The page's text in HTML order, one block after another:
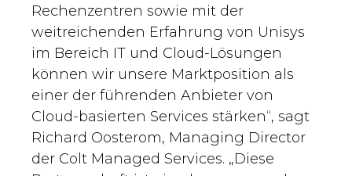
Rechenzentren sowie mit der
weitreichenden Erfahrung von Unisys
im Bereich IT und Cloud-Lösungen
können wir unsere Marktposition als
einer der führenden Anbieter von
Cloud-basierten Services stärken“, sagt
Richard Oosterom, Managing Director
der Colt Managed Services. „Diese